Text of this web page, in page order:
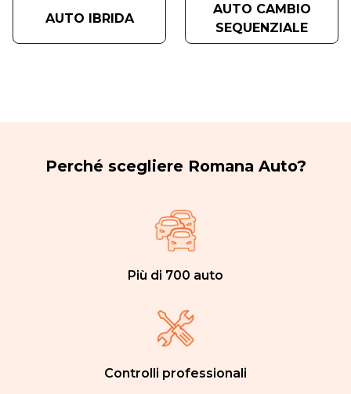
AUTO IBRIDA
AUTO CAMBIO
SEQUENZIALE
Perché scegliere Romana Auto?
Più di 700 auto
Controlli professionali